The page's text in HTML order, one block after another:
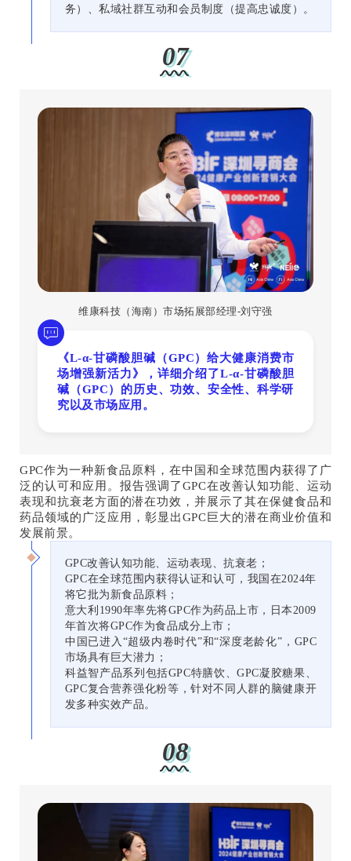
务）、私域社群互动和会员制度（提高忠诚度）。
07
维康科技（海南）市场拓展部经理-刘守强
《L-α-甘磷酸胆碱（GPC）给大健康消费市
场增强新活力》，详细介绍了L-α-甘磷酸胆
碱（GPC）的历史、功效、安全性、科学研
究以及市场应用。
GPC作为一种新食品原料，在中国和全球范围内获得了广
泛的认可和应用。报告强调了GPC在改善认知功能、运动
表现和抗衰老方面的潜在功效，并展示了其在保健食品和
药品领域的广泛应用，彰显出GPC巨大的潜在商业价值和
发展前景。
GPC改善认知功能、运动表现、抗衰老；
GPC在全球范围内获得认证和认可，我国在2024年
将它批为新食品原料；
意大利1990年率先将GPC作为药品上市，日本2009
年首次将GPC作为食品成分上市；
中国已进入“超级内卷时代”和“深度老龄化”，GPC
市场具有巨大潜力；
科益智产品系列包括GPC特膳饮、GPC凝胶糖果、
GPC复合营养强化粉等，针对不同人群的脑健康开
发多种实效产品。
08